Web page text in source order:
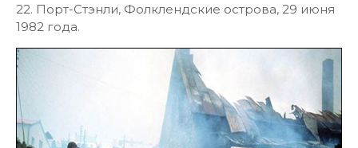
22. Порт-Стэнли, Фолклендские острова, 29 июня
1982 года.